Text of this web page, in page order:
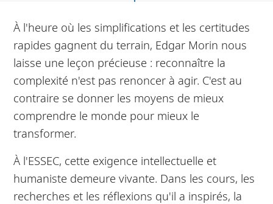
À l'heure où les simplifications et les certitudes
rapides gagnent du terrain, Edgar Morin nous
laisse une leçon précieuse : reconnaître la
complexité n'est pas renoncer à agir. C'est au
contraire se donner les moyens de mieux
comprendre le monde pour mieux le
transformer.
À l'ESSEC, cette exigence intellectuelle et
humaniste demeure vivante. Dans les cours, les
recherches et les réflexions qu'il a inspirés, la